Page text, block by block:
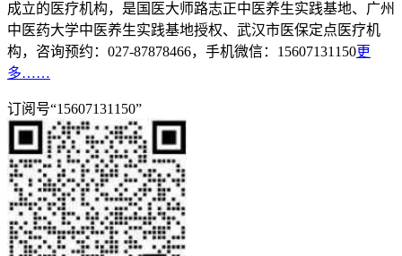
成立的医疗机构，是国医大师路志正中医养生实践基地、广州
中医药大学中医养生实践基地授权、武汉市医保定点医疗机
构，咨询预约：027-87878466，手机微信：15607131150更
多……
订阅号“15607131150”